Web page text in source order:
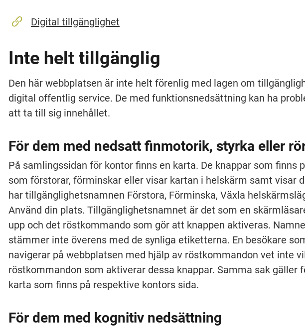
Digital tillgänglighet
Inte helt tillgänglig
Den här webbplatsen är inte helt förenlig med lagen om
digital offentlig service. De med funktionsnedsättning kan ha
att ta till sig innehållet.
För dem med nedsatt finmotorik, styrka eller
På samlingssidan för kontor finns en karta. De knappar som finns
som förstorar, förminskar eller visar kartan i helskärm samt visar
har tillgänglighetsnamnen Förstora, Förminska, Växla
Använd din plats. Tillgänglighetsnamnet är det som en
upp och det röstkommando som gör att knappen aktiveras.
stämmer inte överens med de synliga etiketterna. En besökare
navigerar på webbplatsen med hjälp av röstkommandon vet inte
röstkommandon som aktiverar dessa knappar. Samma sak gäller
karta som finns på respektive kontors sida.
För dem med kognitiv nedsättning